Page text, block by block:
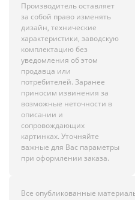
Производитель оставляет
за собой право изменять
дизайн, технические
характеристики, заводскую
комплектацию без
уведомления об этом
продавца или
потребителей. Заранее
приносим извинения за
возможные неточности в
описании и
сопровождающих
картинках. Уточняйте
важные для Вас параметры
при оформлении заказа.
Все опубликованные